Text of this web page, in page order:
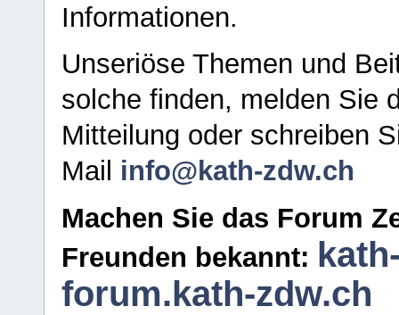
Informationen.
Unseriöse Themen und
solche finden, melden Sie
Mitteilung oder schreiben
Mail info@kath-zdw.ch
Machen Sie das Forum
Freunden bekannt:
forum.kath-zdw.ch